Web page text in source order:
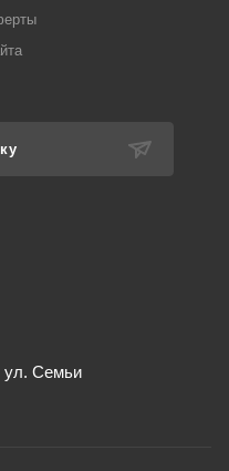
ул. Семьи